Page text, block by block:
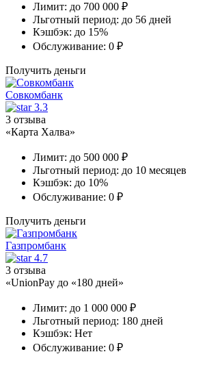
Лимит: до 700 000 ₽
Льготный период: до 56 дней
Кэшбэк: до 15%
Обслуживание: 0 ₽
Получить деньги
Совкомбанк
3.3
3 отзыва
«Карта Халва»
Лимит: до 500 000 ₽
Льготный период: до 10 месяцев
Кэшбэк: до 10%
Обслуживание: 0 ₽
Получить деньги
Газпромбанк
4.7
3 отзыва
«UnionPay до «180 дней»
Лимит: до 1 000 000 ₽
Льготный период: 180 дней
Кэшбэк: Нет
Обслуживание: 0 ₽